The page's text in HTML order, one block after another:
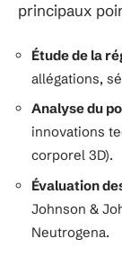
principaux
Étude de la
allégations,
Analyse du
innovations
corporel 3D).
Évaluation
Johnson &
Neutrogena.